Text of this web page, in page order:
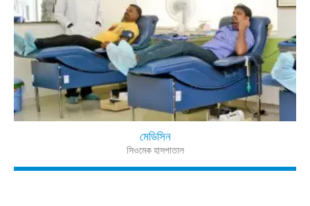
মেডিসিন
সিওমেক হাসপাতাল